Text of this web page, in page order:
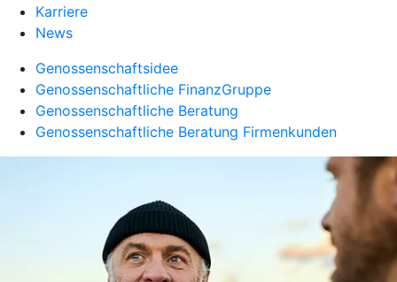
Karriere
News
Genossenschaftsidee
Genossenschaftliche FinanzGruppe
Genossenschaftliche Beratung
Genossenschaftliche Beratung Firmenkunden